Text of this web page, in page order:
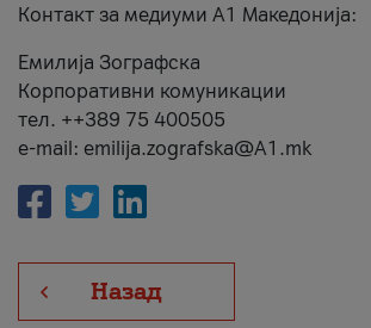
Контакт за медиуми А1 Македонија:
Емилија Зографска
Корпоративни комуникации
тел. ++389 75 400505
e-mail: emilija.zografska@A1.mk
Назад